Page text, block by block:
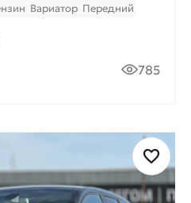
Вариатор Передний
785